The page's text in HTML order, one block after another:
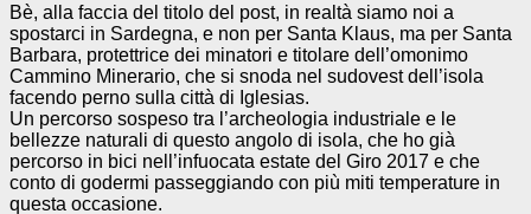
Bè, alla faccia del titolo del post, in realtà siamo noi a
spostarci in Sardegna, e non per Santa Klaus, ma per Santa
Barbara, protettrice dei minatori e titolare dell’omonimo
Cammino Minerario, che si snoda nel sudovest dell’isola
facendo perno sulla città di Iglesias.
Un percorso sospeso tra l’archeologia industriale e le
bellezze naturali di questo angolo di isola, che ho già
percorso in bici nell’infuocata estate del Giro 2017 e che
conto di godermi passeggiando con più miti temperature in
questa occasione.